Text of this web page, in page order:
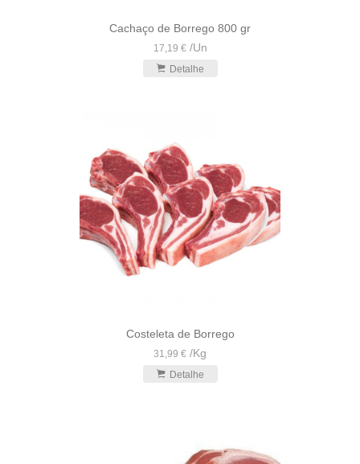
Cachaço de Borrego 800 gr
17,19 € /Un
Detalhe
Costeleta de Borrego
31,99 € /Kg
Detalhe